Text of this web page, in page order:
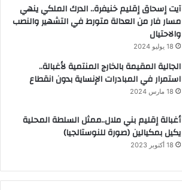
آيت إسحاق إقليم خنيفرة.. الدرك الملكي ينهي
مسار فار من العدالة متورط في التشهير والنصب
والاحتيال
18 يوليو 2024
الجالية المقيمة بالخارج المنتمية لأغبالة..
استمرار في المبادرات الإنساية بدون انقطاع
18 مارس 2024
أغبالة إقليم بني ملال..ممثل السلطة المحلية
يكيل بمكيالين (صورة للنوستالجيا)
18 أكتوبر 2023